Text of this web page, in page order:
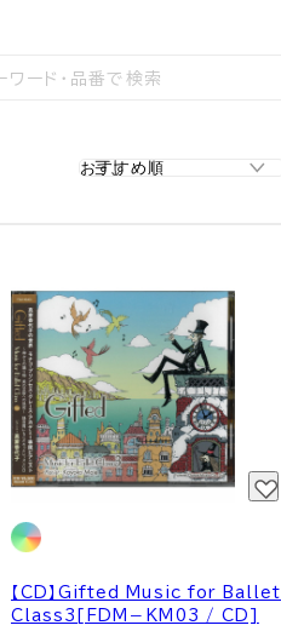
【CD】Gifted Music for Ballet
Class3[FDM－KM03 / CD]